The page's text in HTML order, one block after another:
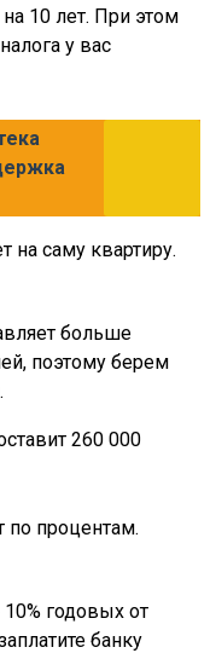
10 лет. При этом
у вас
на саму квартиру.
больше
поэтому берем
260 000
по процентам.
10% годовых от
банку